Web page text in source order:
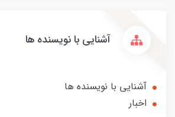
آشنایی با نویسنده ها
آشنایی با نویسنده ها
اخبار